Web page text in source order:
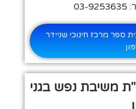
מרכז חינוכי שניידר
משיבת נפש בגני